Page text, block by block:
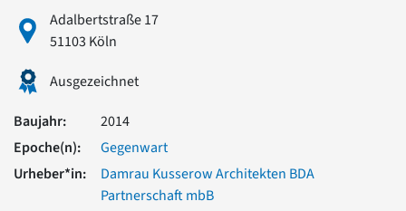
Gesamtübersicht...
Gegenwart
Postmoderne
1950er-70er Jahre
Moderne
Reformarchitektur
Jugendstil
Historismus
Klassizismus
Adalbertstraße 17
51103 Köln
Ausgezeichnet
Baujahr:
2014
Epoche(n):
Gegenwart
Urheber*in:
Damrau Kusserow Architekten BDA
Partnerschaft mbB